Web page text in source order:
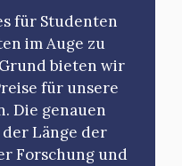
für Studenten
im Auge zu
bieten wir
für unsere
Die genauen
Länge der
Forschung und